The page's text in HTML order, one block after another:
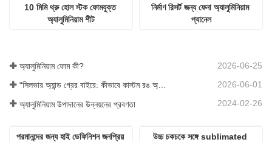
10 মিমি থ্রু হোল স্টক ফোমযুক্ত
অ্যালুমিনিয়াম শীট
নির্মাণ রিসর্ট জন্য ফেনা অ্যালুমিনিয়াম
প্যানেল
অ্যালুমিনিয়াম ফোম কী? 2026-06-25
“সিলভার অ্যান্ড গ্রের বাইরে: কীভাবে কাস্টম রঙ অ্যালুমিনিয়াম ফোমের জন্য অসীম সম্ভাবনা উন্মোচন করে?” 2026-06-01
অ্যালুমিনিয়াম উপাদানের উন্নয়নের প্রবণতা 2024-02-26
পরমানন্দের জন্য হাই ডেফিনিশন জনপ্রিয়
উচ্চ চকচকে সঙ্গে sublimated